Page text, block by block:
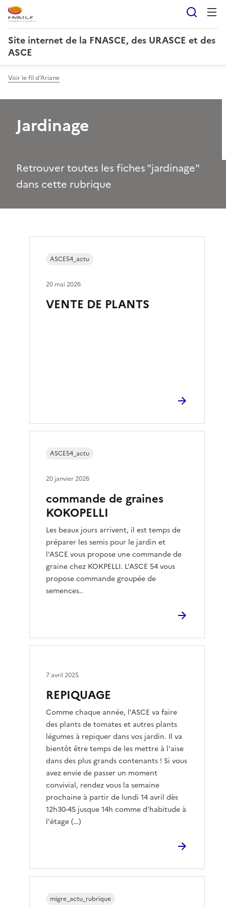
Site internet de la FNASCE, des URASCE et des
ASCE
Voir le fil d'Ariane
Jardinage
Retrouver toutes les fiches "jardinage"
dans cette rubrique
VENTE DE PLANTS
ASCE54_actu
20 mai 2026
commande de graines
KOKOPELLI
Les beaux jours arrivent, il est temps de
préparer les semis pour le jardin et
l'ASCE vous propose une commande de
graine chez KOKPELLI. L'ASCE 54 vous
propose commande groupée de
semences..
ASCE54_actu
20 janvier 2026
REPIQUAGE
Comme chaque année, l'ASCE va faire
des plants de tomates et autres plants
légumes à repiquer dans vos jardin. Il va
bientôt être temps de les mettre à l'aise
dans des plus grands contenants ! Si vous
avez envie de passer un moment
convivial, rendez vous la semaine
prochaine à partir de lundi 14 avril dès
12h30-45 jusque 14h comme d'habitude à
l'étage (…)
7 avril 2025
migre_actu_rubrique